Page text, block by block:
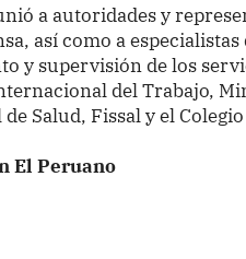
a autoridades y
así como a
y supervisión de los
del Trabajo,
Salud, Fissal y el
El Peruano